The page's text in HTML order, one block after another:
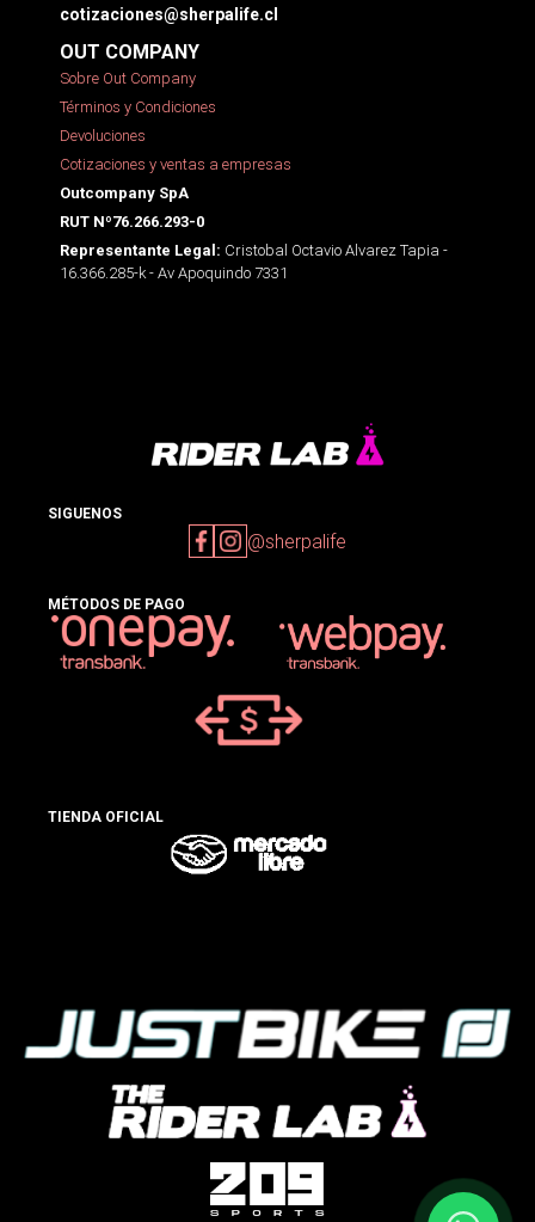
cotizaciones@sherpalife.cl
OUT COMPANY
Sobre Out Company
Términos y Condiciones
Devoluciones
Cotizaciones y ventas a empresas
Outcompany SpA
RUT Nº76.266.293-0
Representante Legal: Cristobal Octavio Alvarez Tapia -
16.366.285-k - Av Apoquindo 7331
SIGUENOS
@sherpalife
MÉTODOS DE PAGO
TIENDA OFICIAL